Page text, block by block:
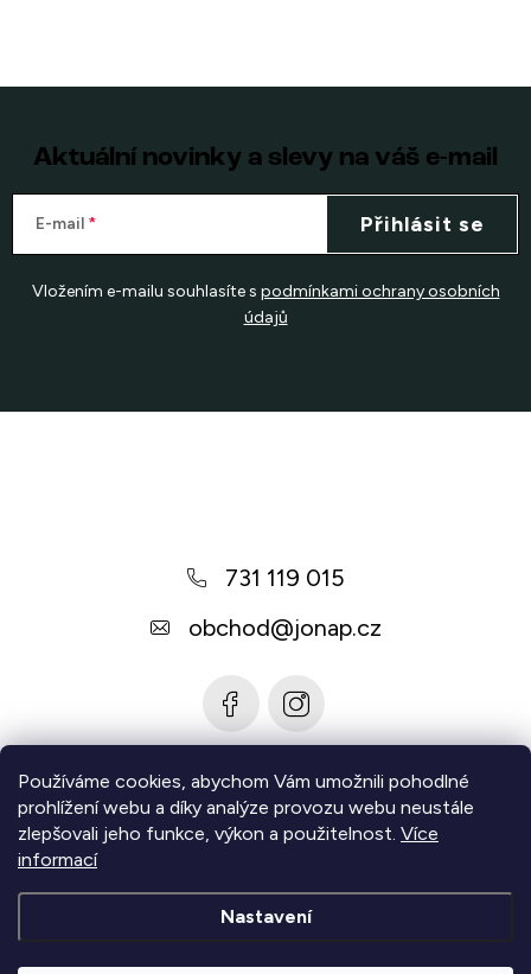
Používáme cookies, abychom Vám umožnili pohodlné
prohlížení webu a díky analýze provozu webu neustále
zlepšovali jeho funkce, výkon a použitelnost. Více
informací
Nastavení
Aktuální novinky a slevy na váš e-mail
E-mail
Vložením e-mailu souhlasíte s podmínkami ochrany osobních
údajů
Přihlásit se
731 119 015
obchod@jonap.cz
Informace pro vás
Zjistěte více